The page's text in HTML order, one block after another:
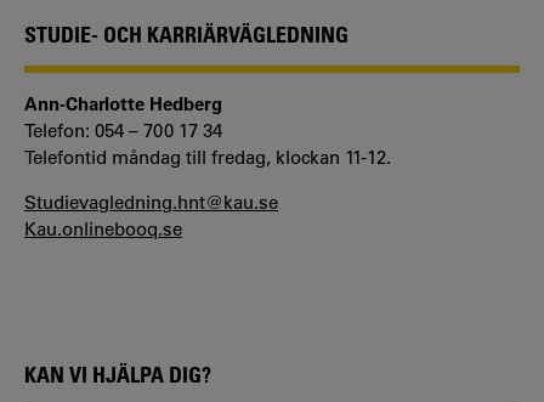
STUDIE- OCH KARRIÄRVÄGLEDNING
Ann-Charlotte Hedberg
Telefon: 054 – 700 17 34
Telefontid måndag till fredag, klockan 11-12.
Studievagledning.hnt@kau.se
Kau.onlinebooq.se
KAN VI HJÄLPA DIG?